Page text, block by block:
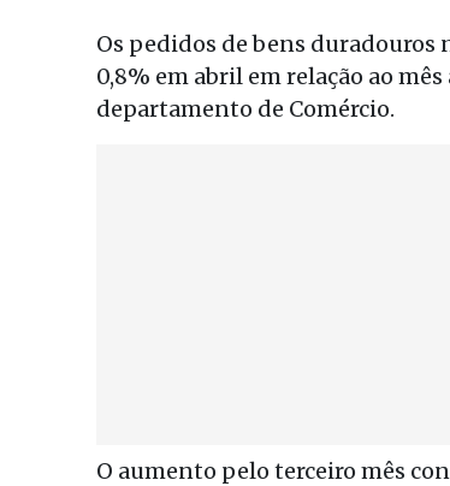
Os pedidos de bens
0,8% em abril em relação ao
departamento de Comércio.
O aumento pelo terceiro mês